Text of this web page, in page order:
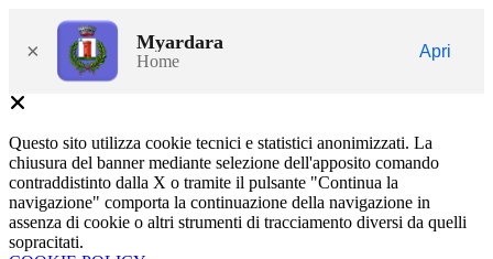
× Myardara
Home
Apri
Questo sito utilizza cookie tecnici e statistici anonimizzati. La
chiusura del banner mediante selezione dell'apposito comando
contraddistinto dalla X o tramite il pulsante "Continua la
navigazione" comporta la continuazione della navigazione in
assenza di cookie o altri strumenti di tracciamento diversi da quelli
sopracitati.